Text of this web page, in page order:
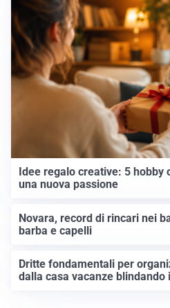
Idee regalo creative: 5 hobby
una nuova passione
Novara, record di rincari nei
barba e capelli
Dritte fondamentali per
dalla casa vacanze